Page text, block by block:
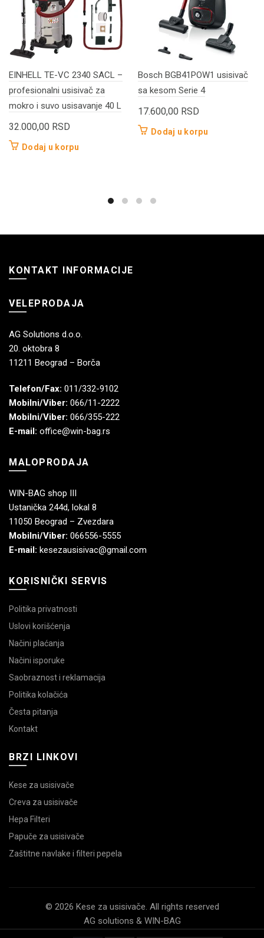
EINHELL TE-VC 2340 SACL –
profesionalni usisivač za
mokro i suvo usisavanje 40 L
32.000,00 RSD
Dodaj u korpu
Bosch BGB41POW1 usisivač
sa kesom Serie 4
17.600,00 RSD
Dodaj u korpu
KONTAKT INFORMACIJE
VELEPRODAJA
AG Solutions d.o.o.
20. oktobra 8
11211 Beograd – Borča
Telefon/Fax: 011/332-9102
Mobilni/Viber: 066/11-2222
Mobilni/Viber: 066/355-222
E-mail: office@win-bag.rs
MALOPRODAJA
WIN-BAG shop III
Ustanička 244d, lokal 8
11050 Beograd – Zvezdara
Mobilni/Viber: 066556-5555
E-mail: kesezausisivac@gmail.com
KORISNIČKI SERVIS
Politika privatnosti
Uslovi korišćenja
Načini plaćanja
Načini isporuke
Saobraznost i reklamacija
Politika kolačića
Česta pitanja
Kontakt
BRZI LINKOVI
Kese za usisivače
Creva za usisivače
Hepa Filteri
Papuče za usisivače
Zaštitne navlake i filteri pepela
© 2026 Kese za usisivače. All rights reserved
AG solutions & WIN-BAG